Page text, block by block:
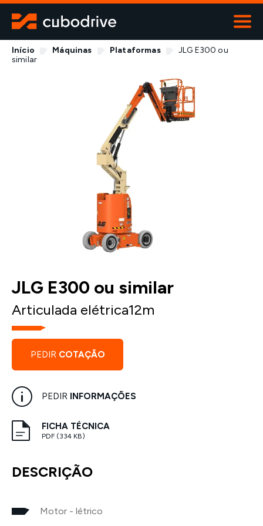
ALUGUER
Transportes especiais
Início Máquinas Plataformas
JLG E300 ou
similar
JLG E300 ou similar
Articulada elétrica12m
PEDIRCOTAÇÃO
PEDIR INFORMAÇÕES
FICHA TÉCNICA
PDF (334 KB)
DESCRIÇÃO
Motor - létrico